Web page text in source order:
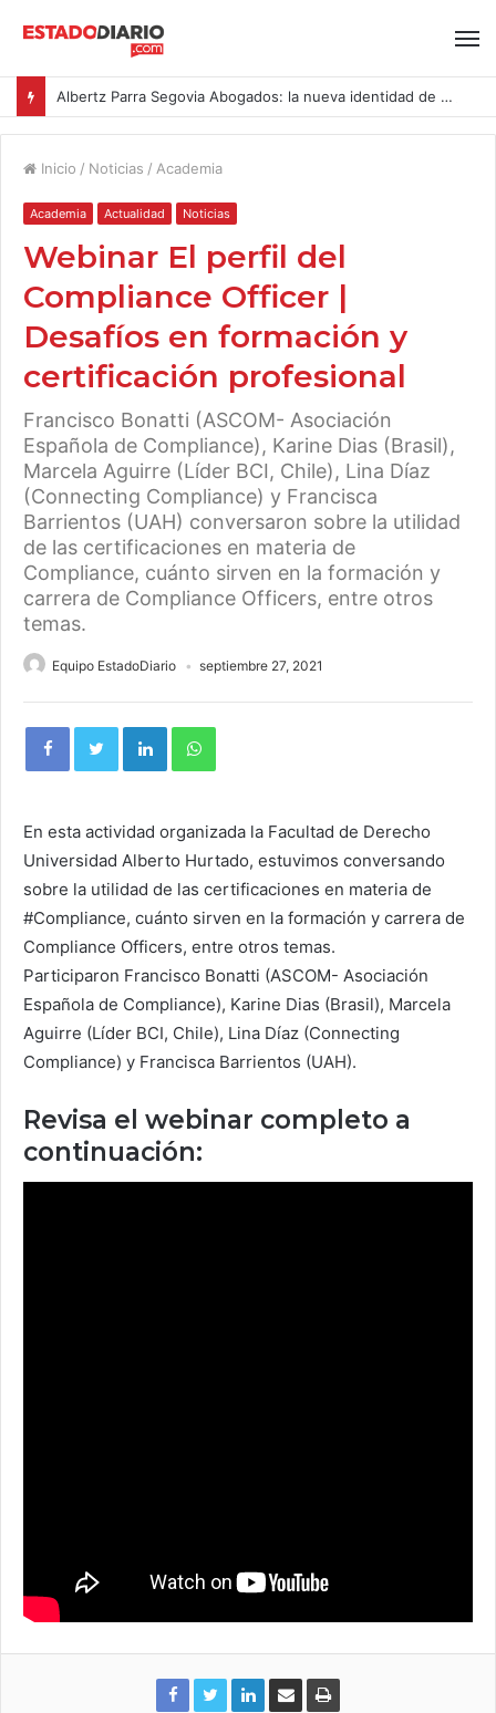
Albertz Parra Segovia Abogados: la nueva identidad de Segovia Consulting
Inicio / Noticias / Academia
Academia Actualidad Noticias
Webinar El perfil del
Compliance Officer |
Desafíos en formación y
certificación profesional
Francisco Bonatti (ASCOM- Asociación
Española de Compliance), Karine Dias (Brasil),
Marcela Aguirre (Líder BCI, Chile), Lina Díaz
(Connecting Compliance) y Francisca
Barrientos (UAH) conversaron sobre la utilidad
de las certificaciones en materia de
Compliance, cuánto sirven en la formación y
carrera de Compliance Officers, entre otros
temas.
Equipo EstadoDiario septiembre 27, 2021
En esta actividad organizada la Facultad de Derecho
Universidad Alberto Hurtado, estuvimos conversando
sobre la utilidad de las certificaciones en materia de
#Compliance, cuánto sirven en la formación y carrera de
Compliance Officers, entre otros temas.
Participaron Francisco Bonatti (ASCOM- Asociación
Española de Compliance), Karine Dias (Brasil), Marcela
Aguirre (Líder BCI, Chile), Lina Díaz (Connecting
Compliance) y Francisca Barrientos (UAH).
Revisa el webinar completo a
continuación: